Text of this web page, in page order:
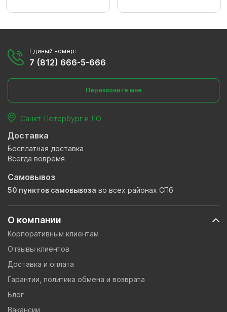
О компании
Корпоративным клиентам
Отзывы клиентов
Доставка и оплата
Гарантии, политика обмена и возврата
Блог
Вакансии
Единый номер:
7 (812) 666-5-666
Перезвоните мне
Санкт-Петербург и ЛО
Доставка
Бесплатная доставка
Всегда вовремя
Самовывоз
50 пунктов самовывоза во всех районах СПб